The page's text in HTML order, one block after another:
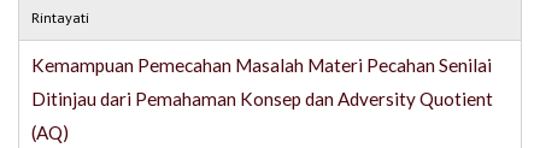
Rintayati
Kemampuan Pemecahan Masalah Materi Pecahan Senilai
Ditinjau dari Pemahaman Konsep dan Adversity Quotient
(AQ)